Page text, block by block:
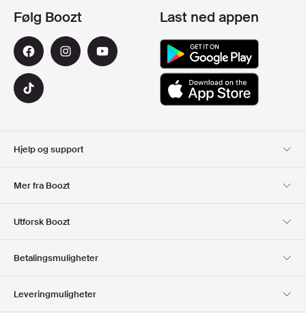
Hjelp og support
Mer fra Boozt
Club Boozt
Utforsk Boozt
Presse og utmerkelser
Følg Boozt Last ned appen
Betalingsmuligheter
Leveringmuligheter